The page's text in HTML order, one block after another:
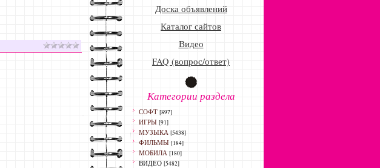
Доска объявлений
Каталог сайтов
Видео
FAQ (вопрос/ответ)
Категории раздела
СОФТ [897]
ИГРЫ [91]
МУЗЫКА [5438]
ФИЛЬМЫ [184]
МОБИЛА [180]
ВИДЕО [5482]